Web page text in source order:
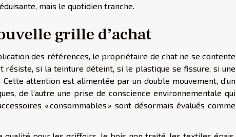
mais le quotidien tranche.
grille d’achat
des références, le propriétaire de chat ne se contente
résiste, si la teinture déteint, si le plastique se fissure, si une
attention est alimentée par un double mouvement, d’un
de l’autre une prise de conscience environnementale qui
« consommables » sont désormais évalués comme